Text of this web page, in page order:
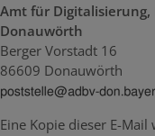
Amt für
Donauwörth
Berger Vorstadt 16
86609 Donauwörth
Eine Kopie dieser E-Mail